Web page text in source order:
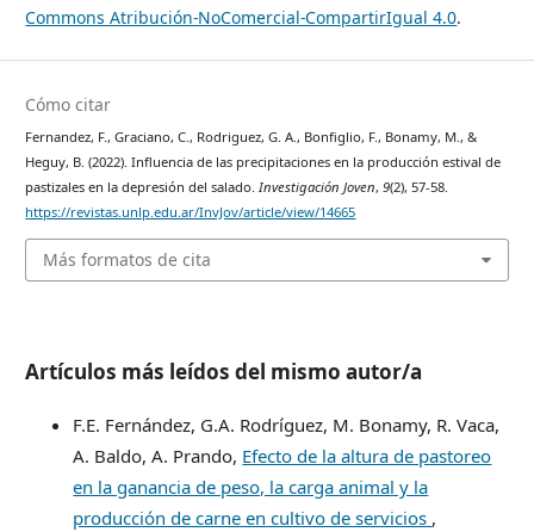
Commons Atribución-NoComercial-CompartirIgual 4.0.
Cómo citar
Fernandez, F., Graciano, C., Rodriguez, G. A., Bonfiglio, F., Bonamy, M., &
Heguy, B. (2022). Influencia de las precipitaciones en la producción estival de
pastizales en la depresión del salado.Investigación Joven,9(2), 57-58.
https://revistas.unlp.edu.ar/InvJov/article/view/14665
Más formatos de cita
Artículos más leídos del mismo autor/a
F.E. Fernández, G.A. Rodríguez, M. Bonamy, R. Vaca,
A. Baldo, A. Prando, Efecto de la altura de pastoreo
en la ganancia de peso, la carga animal y la
producción de carne en cultivo de servicios ,